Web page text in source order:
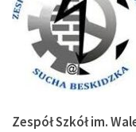
Zespół Szkół im.